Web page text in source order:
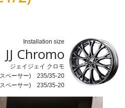
Installation size
JJ Chromo
ジェイジェイ クロモ
ペーサー) 235/35-20
ペーサー) 235/35-20